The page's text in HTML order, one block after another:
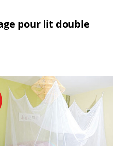
pour lit double